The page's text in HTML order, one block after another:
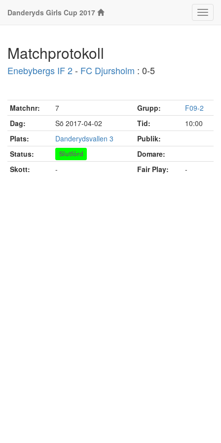
Danderyds Girls Cup 2017
Matchprotokoll
Enebybergs IF 2- FC Djursholm : 0-5
Matchnr: 7 Grupp:
F09-2
Dag:
Sö 2017-04-02 Tid:
10:00
Plats:
Danderydsvallen 3
Publik:
Status:
Slutförd
Domare:
Skott:
- Fair Play: -